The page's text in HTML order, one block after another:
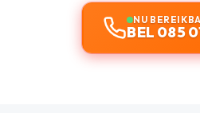
NU
BEL 085